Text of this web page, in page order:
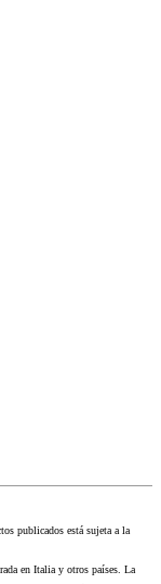
publicados está sujeta a la
en Italia y otros países. La